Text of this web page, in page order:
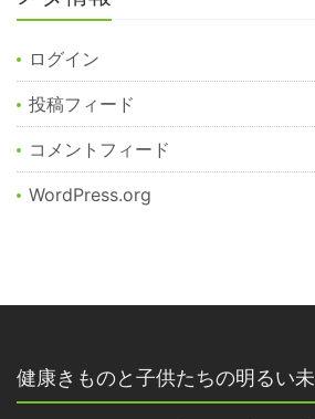
ログイン
投稿フィード
コメントフィード
WordPress.org
健康きものと子供たちの明るい